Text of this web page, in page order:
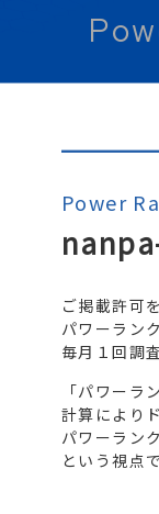
Power
ご掲載許可
パワーラン
毎月１回調
「パワーラ
計算により
パワーラン
という視点